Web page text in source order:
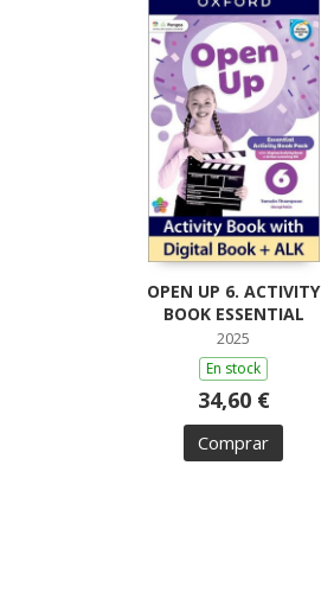
OPEN UP 6. ACTIVITY
BOOK ESSENTIAL
2025
En stock
34,60 €
Comprar